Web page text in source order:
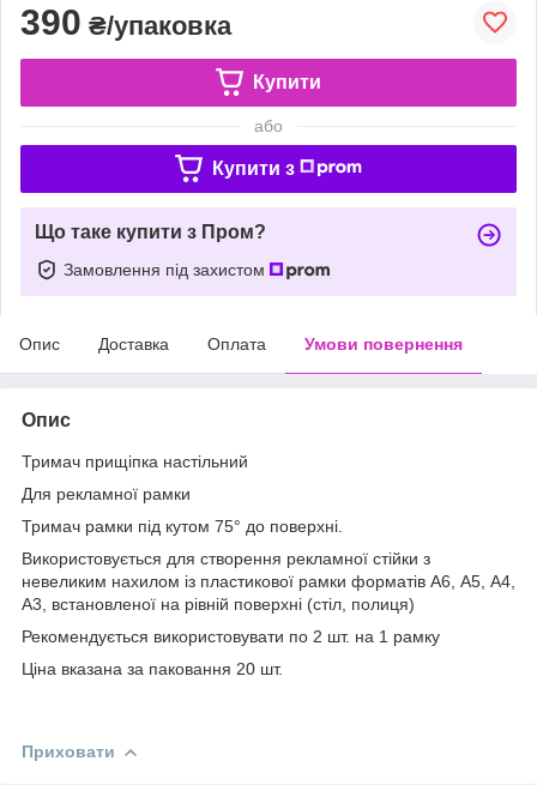
390 ₴/упаковка
Купити
або
Купити з
Що таке купити з Пром?
Замовлення під захистом
Опис Доставка Оплата Умови повернення
Опис
Тримач прищіпка настільний
Для рекламної рамки
Тримач рамки під кутом 75° до поверхні.
Використовується для створення рекламної стійки з
невеликим нахилом із пластикової рамки форматів А6, А5, А4,
А3, встановленої на рівній поверхні (стіл, полиця)
Рекомендується використовувати по 2 шт. на 1 рамку
Ціна вказана за паковання 20 шт.
Приховати